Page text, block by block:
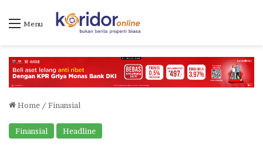
Menu
Home / Finansial
Finansial Headline